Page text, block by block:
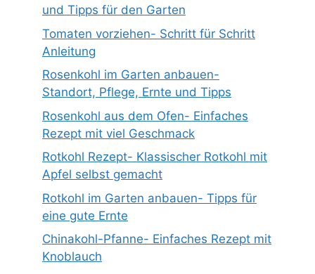
und Tipps für den Garten
Tomaten vorziehen- Schritt für Schritt
Anleitung
Rosenkohl im Garten anbauen-
Standort, Pflege, Ernte und Tipps
Rosenkohl aus dem Ofen- Einfaches
Rezept mit viel Geschmack
Rotkohl Rezept- Klassischer Rotkohl mit
Apfel selbst gemacht
Rotkohl im Garten anbauen- Tipps für
eine gute Ernte
Chinakohl-Pfanne- Einfaches Rezept mit
Knoblauch